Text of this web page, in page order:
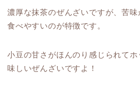
濃厚な抹茶のぜんざいですが、苦味
食べやすいのが特徴です。
小豆の甘さがほんのり感じられて
味しいぜんざいですよ！